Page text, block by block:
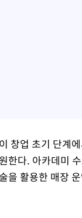
창업 초기 단계
한다. 아카데미
을 활용한 매장